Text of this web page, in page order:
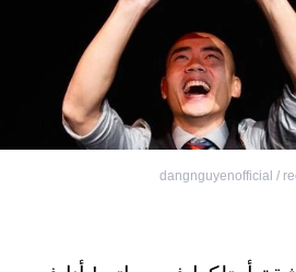
dangnguyenofficial /